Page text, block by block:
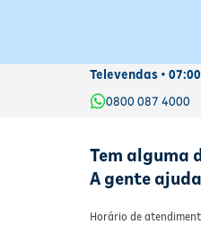
Televendas •
0800 087 4000
Tem alguma
A gente
Horário de